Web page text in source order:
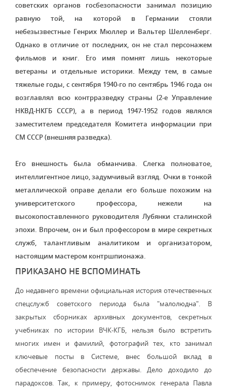
советских органов госбезопасности занимал позицию
равную той, на которой в Германии стояли
небезызвестные Генрих Мюллер и Вальтер Шелленберг.
Однако в отличие от последних, он не стал персонажем
фильмов и книг. Его имя помнят лишь некоторые
ветераны и отдельные историки. Между тем, в самые
тяжелые годы, с сентября 1940-го по сентябрь 1946 года он
возглавлял всю контрразведку страны (2-е Управление
НКВД-НКГБ СССР), а в период 1947-1952 годов являлся
заместителем председателя Комитета информации при
СМ СССР (внешняя разведка).
Его внешность была обманчива. Слегка полноватое,
интеллигентное лицо, задумчивый взгляд. Очки в тонкой
металлической оправе делали его больше похожим на
университетского профессора, нежели на
высокопоставленного руководителя Лубянки сталинской
эпохи. Впрочем, он и был профессором в мире секретных
служб, талантливым аналитиком и организатором,
настоящим мастером контршпионажа.
ПРИКАЗАНО НЕ ВСПОМИНАТЬ
До недавнего времени официальная история отечественных
спецслужб советского периода была "малолюдна". В
закрытых сборниках архивных документов, секретных
учебниках по истории ВЧК-КГБ, нельзя было встретить
многих имен и фамилий, фотографий тех, кто занимал
ключевые посты в Системе, внес большой вклад в
обеспечение безопасности державы. Дело доходило до
парадоксов. Так, к примеру, фотоснимок генерала Павла